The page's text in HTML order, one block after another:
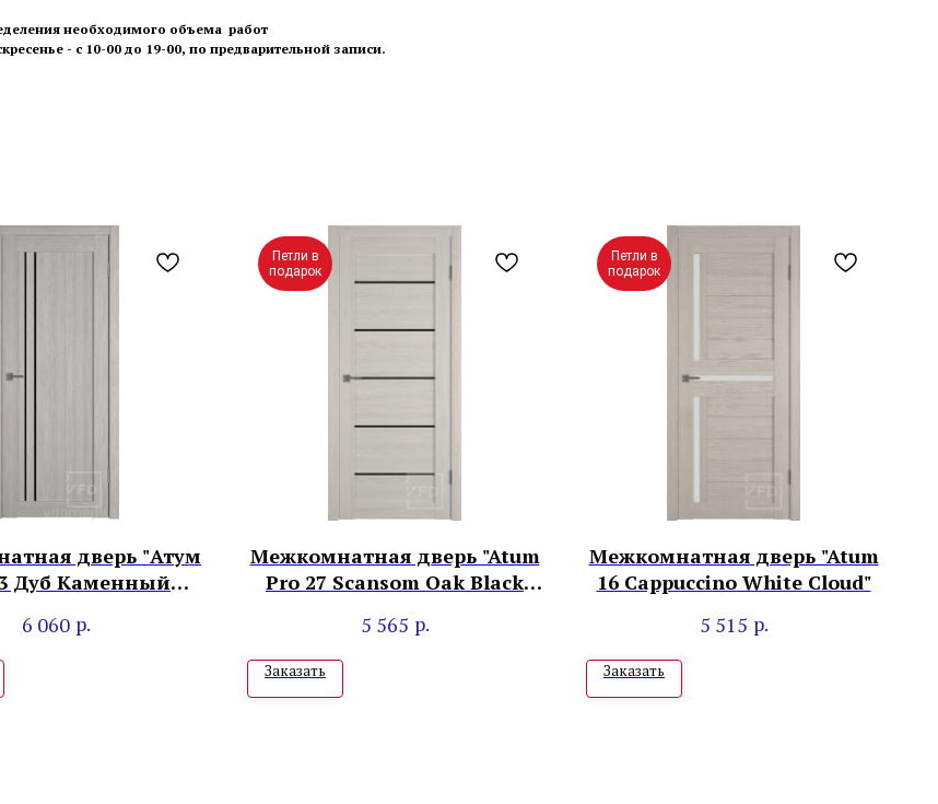
необходимого объема работ
- с 10-00 до 19-00, по предварительной записи.
дверь "Атум
Дуб Каменный
6 060 р.
Петли в
подарок
Межкомнатная дверь "Atum
Pro 27 Scansom Oak Black
5 565 р.
Заказать
Петли в
подарок
Межкомнатная дверь "Atum
16 Cappuccino White Cloud"
5 515 р.
Заказать